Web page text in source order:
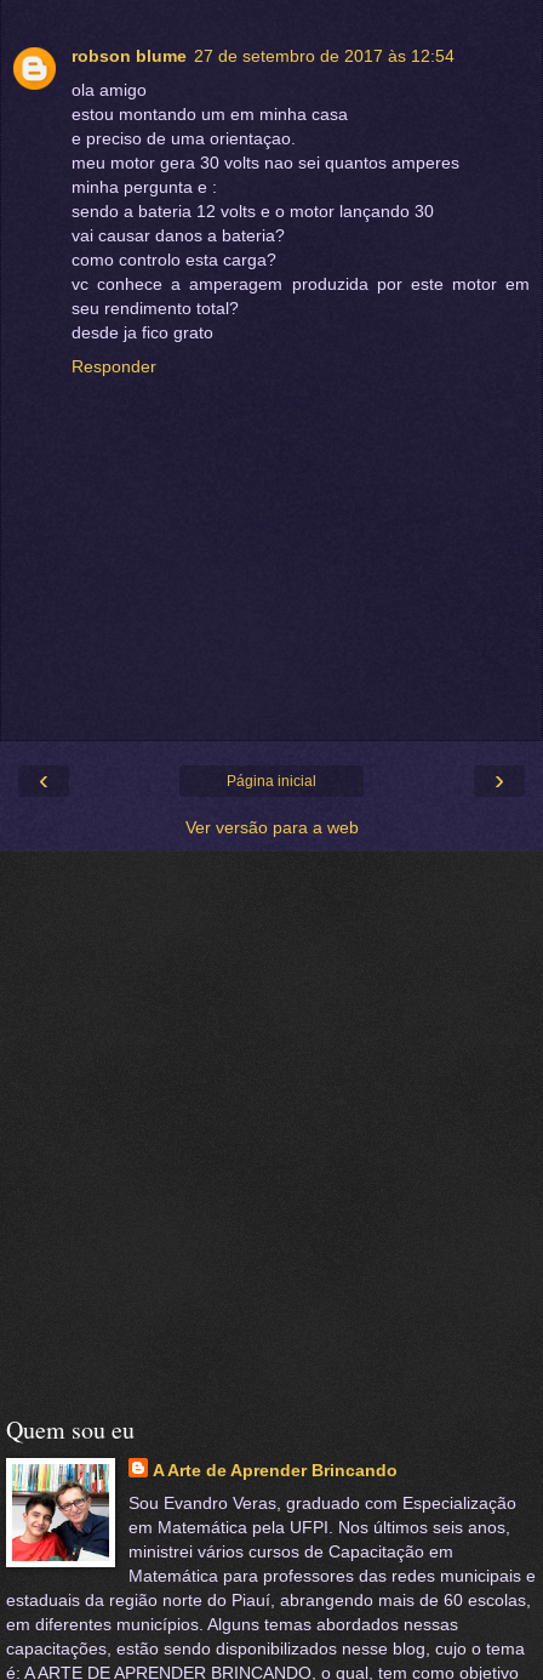
robson blume 27 de setembro de 2017 às 12:54
ola amigo
estou montando um em minha casa
e preciso de uma orientaçao.
meu motor gera 30 volts nao sei quantos amperes
minha pergunta e :
sendo a bateria 12 volts e o motor lançando 30
vai causar danos a bateria?
como controlo esta carga?
vc conhece a amperagem produzida por este motor em
seu rendimento total?
desde ja fico grato
Responder
‹ ›
Página inicial
Ver versão para a web
Quem sou eu
A Arte de Aprender Brincando
Sou Evandro Veras, graduado com Especialização
em Matemática pela UFPI. Nos últimos seis anos,
ministrei vários cursos de Capacitação em
Matemática para professores das redes municipais e
estaduais da região norte do Piauí, abrangendo mais de 60 escolas,
em diferentes municípios. Alguns temas abordados nessas
capacitações, estão sendo disponibilizados nesse blog, cujo o tema
é: A ARTE DE APRENDER BRINCANDO, o qual, tem como objetivo